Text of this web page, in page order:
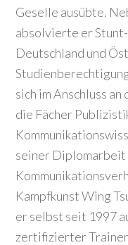
Geselle ausübte.
absolvierte er
Deutschland und
sich im Anschluss
die Fächer
seiner Diplomarbeit
Kampfkunst Wing
er selbst seit 1997
zertifizierter